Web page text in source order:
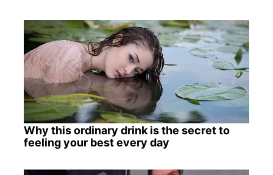
Why this ordinary drink is the secret to
feeling your best every day